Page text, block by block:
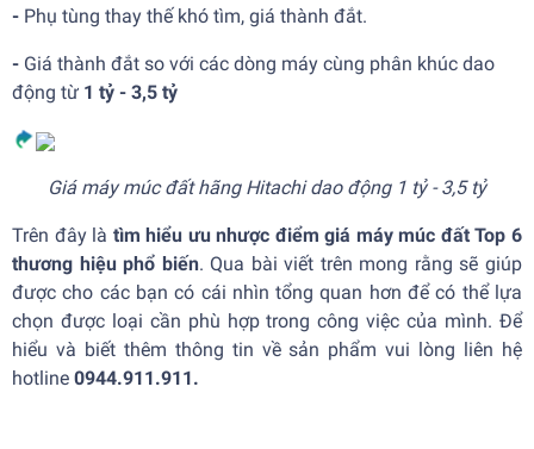
- Phụ tùng thay thế khó tìm, giá thành đắt.
- Giá thành đắt so với các dòng máy cùng phân khúc dao
động từ 1 tỷ - 3,5 tỷ
Giá máy múc đất hãng Hitachi dao động 1 tỷ - 3,5 tỷ
Trên đây là tìm hiểu ưu nhược điểm giá máy múc đất Top 6
thương hiệu phổ biến. Qua bài viết trên mong rằng sẽ giúp
được cho các bạn có cái nhìn tổng quan hơn để có thể lựa
chọn được loại cần phù hợp trong công việc của mình. Để
hiểu và biết thêm thông tin về sản phẩm vui lòng liên hệ
hotline 0944.911.911.